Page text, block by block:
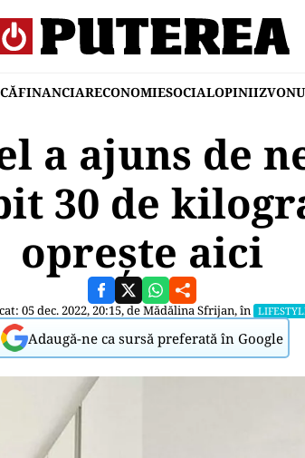
FINANCIARECONOMIESOCIALOPINII
a ajuns de
30 de
oprește aici
05 dec. 2022, 20:15, deMădălina Sfrijan, în
Adaugă-ne ca sursă preferată în Google